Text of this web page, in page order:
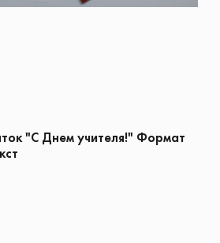
"С Днем учителя!" Формат